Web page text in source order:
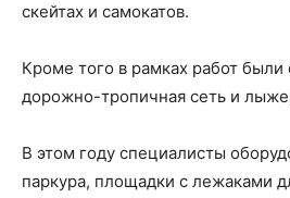
скейтах и самокатов.
Кроме того в рамках работ были
дорожно-тропичная сеть и
В этом году специалисты
паркура, площадки с лежаками